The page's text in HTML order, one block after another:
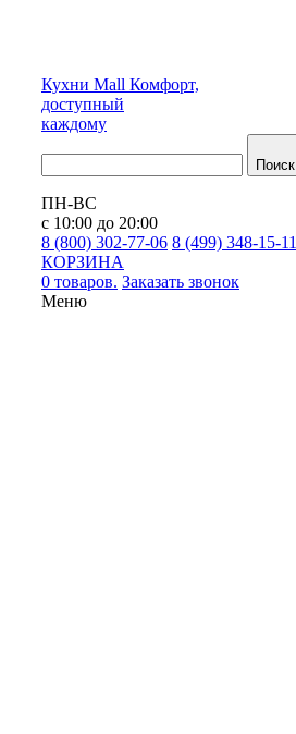
Кухни Mall Комфорт,
доступный
каждому
Поиск
ПН-ВС
с 10:00 до 20:00
8 (800) 302-77-06 8 (499) 348-15-11
КОРЗИНА
0 товаров. Заказать звонок
Меню